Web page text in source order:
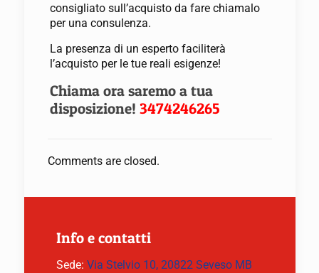
consigliato sull’acquisto da fare chiamalo
per una consulenza.
La presenza di un esperto faciliterà
l’acquisto per le tue reali esigenze!
Chiama ora saremo a tua
disposizione! 3474246265
Comments are closed.
Info e contatti
Sede: Via Stelvio 10, 20822 Seveso MB